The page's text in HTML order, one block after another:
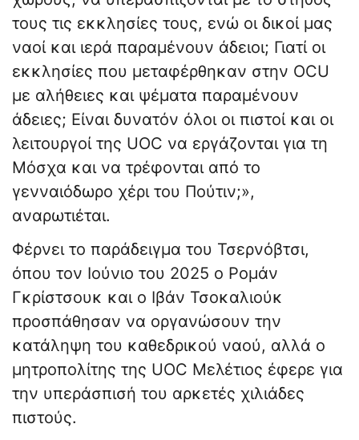
τους τις εκκλησίες τους, ενώ οι δικοί μας
ναοί και ιερά παραμένουν άδειοι; Γιατί οι
εκκλησίες που μεταφέρθηκαν στην OCU
με αλήθειες και ψέματα παραμένουν
άδειες; Eίναι δυνατόν όλοι οι πιστοί και οι
λειτουργοί της UOC να εργάζονται για τη
Μόσχα και να τρέφονται από το
γενναιόδωρο χέρι του Πούτιν;»,
αναρωτιέται.
Φέρνει το παράδειγμα του Τσερνόβτσι,
όπου τον Ιούνιο του 2025 ο Ρομάν
Γκρίστσουκ και ο Ιβάν Τσοκαλιούκ
προσπάθησαν να οργανώσουν την
κατάληψη του καθεδρικού ναού, αλλά ο
μητροπολίτης της UOC Μελέτιος έφερε για
την υπεράσπισή του αρκετές χιλιάδες
πιστούς.